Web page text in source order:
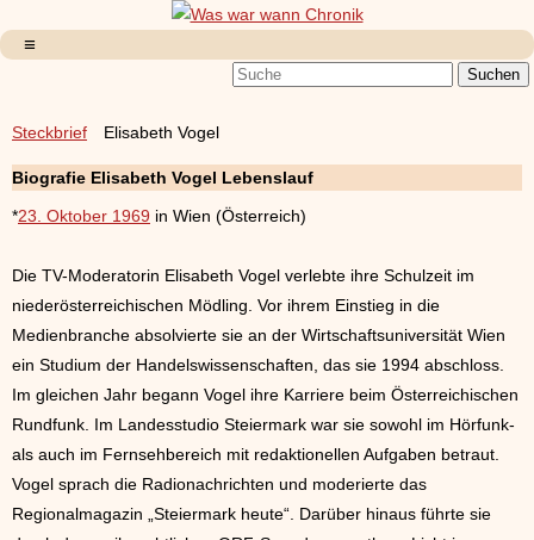
Steckbrief Elisabeth Vogel
Biografie Elisabeth Vogel Lebenslauf
*23. Oktober 1969 in Wien (Österreich)
Die TV-Moderatorin Elisabeth Vogel verlebte ihre Schulzeit im
niederösterreichischen Mödling. Vor ihrem Einstieg in die
Medienbranche absolvierte sie an der Wirtschaftsuniversität Wien
ein Studium der Handelswissenschaften, das sie 1994 abschloss.
Im gleichen Jahr begann Vogel ihre Karriere beim Österreichischen
Rundfunk. Im Landesstudio Steiermark war sie sowohl im Hörfunk-
als auch im Fernsehbereich mit redaktionellen Aufgaben betraut.
Vogel sprach die Radionachrichten und moderierte das
Regionalmagazin „Steiermark heute“. Darüber hinaus führte sie